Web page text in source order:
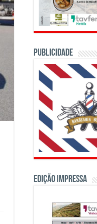
PUBLICIDADE
Edição Impressa